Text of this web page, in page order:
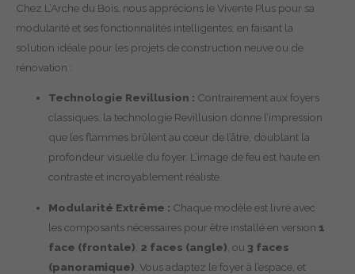
Chez L’Arche du Bois, nous apprécions le Vivente Plus pour sa
modularité et ses fonctionnalités intelligentes, en faisant la
solution idéale pour les projets de construction neuve ou de
rénovation :
Technologie Revillusion : Contrairement aux foyers
classiques, la technologie Revillusion donne l’impression
que les flammes brûlent au cœur de l’âtre, doublant la
profondeur visuelle du foyer. L’image de feu est haute en
contraste et incroyablement réaliste.
Modularité Extrême : Chaque modèle est livré avec
les composants nécessaires pour être installé en version1
face (frontale) 2 faces (angle) , ou3 faces
(panoramique) . Vous adaptez le foyer à l’espace, et